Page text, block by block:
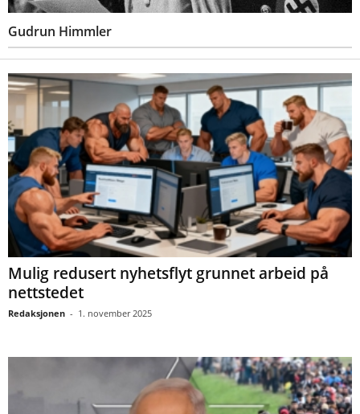
Gudrun Himmler
Mulig redusert nyhetsflyt grunnet arbeid på
nettstedet
Redaksjonen - 1. november 2025